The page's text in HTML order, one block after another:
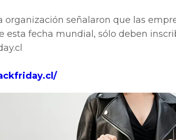
organización señalaron que las
esta fecha mundial, sólo deben